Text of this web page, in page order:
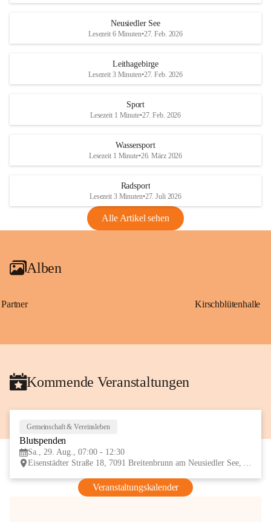
S
vor den prognostizierten Ernteausfällen
und den daraus folgenden wirtschaftlichen
Maßnahmen zur Bekämpfung
Rebe und der Amerikanischen
Anhang VBl. EU Nr. 18
1 Seite•1,4 MB
VBl. EU Nr. 18_2026
r
S
Neusiedler See
Lesezeit 6 Minuten•27. Feb. 2026
Leithagebirge
Lesezeit 3 Minuten•27. Feb. 2026
Sport
Lesezeit 1 Minute•27. Feb. 2026
Wassersport
Lesezeit 1 Minute•26. März 2026
Radsport
Lesezeit 3 Minuten•27. Juli 2026
Alle Artikel sehen
Alben
Partner Kirschblütenhalle
Kommende Veranstaltungen
Gemeinschaft & Vereinsleben
Blutspenden
Sa., 29. Aug., 07:00 - 12:30
Eisenstädter Straße 18, 7091 Breitenbrunn am Neusiedler See, AUT
Veranstaltungskalender